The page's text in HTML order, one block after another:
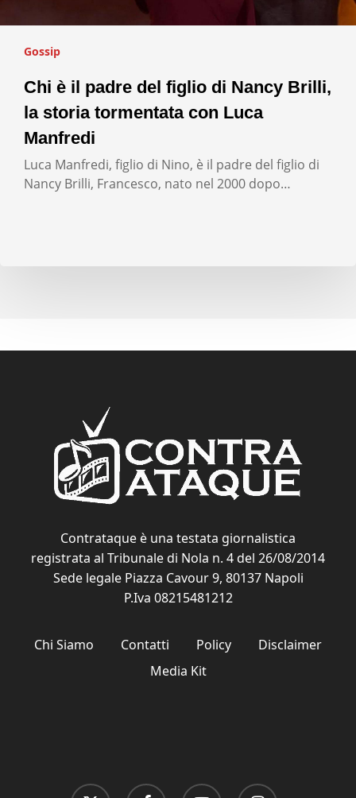
Gossip
Chi è il padre del figlio di Nancy Brilli,
la storia tormentata con Luca
Manfredi
Luca Manfredi, figlio di Nino, è il padre del figlio di
Nancy Brilli, Francesco, nato nel 2000 dopo…
Contrataque è una testata giornalistica
registrata al Tribunale di Nola n. 4 del 26/08/2014
Sede legale Piazza Cavour 9, 80137 Napoli
P.Iva 08215481212
Chi Siamo Contatti Policy
Disclaimer
Media Kit
x- facebook youtube instagram